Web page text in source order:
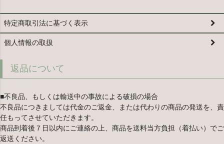
特定商取引法に基づく表示
個人情報の取扱
返品について
■不良品、もしくは輸送中の事故による破損の場合
不良品につきましては代金のご返金、または代わりの商品の発送を、責
任もってさせていただきます。
商品到着後７日以内にご連絡の上、商品を送料当方負担（着払い）でご
返送ください。